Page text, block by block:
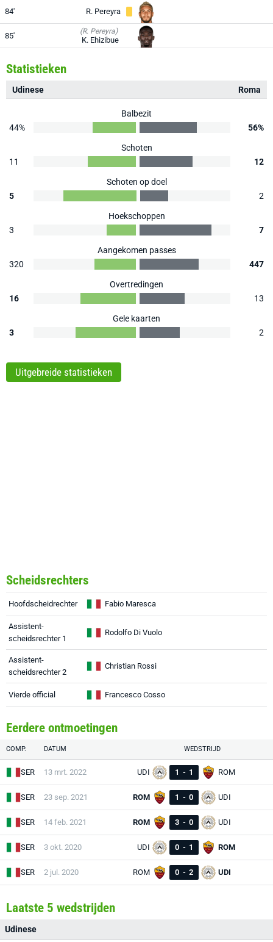
84' R. Pereyra
85' (R. Pereyra)
K. Ehizibue
Statistieken
Udinese Roma
Balbezit
44%
56%
Schoten
11
12
Schoten op doel
5
2
Hoekschoppen
3
7
Aangekomen passes
320
447
Overtredingen
16
13
Gele kaarten
3
2
Uitgebreide statistieken
Scheidsrechters
Hoofdscheidrechter Fabio Maresca
Assistent-
scheidsrechter 1
Rodolfo Di Vuolo
Assistent-
scheidsrechter 2
Christian Rossi
Vierde official Francesco Cosso
Eerdere ontmoetingen
COMP. DATUM WEDSTRIJD
SER 13 mrt. 2022 UDI 1 - 1 ROM
SER 23 sep. 2021 ROM 1 - 0 UDI
SER 14 feb. 2021 ROM 3 - 0 UDI
SER 3 okt. 2020 UDI 0 - 1 ROM
SER 2 jul. 2020 ROM 0 - 2 UDI
Laatste 5 wedstrijden
Udinese